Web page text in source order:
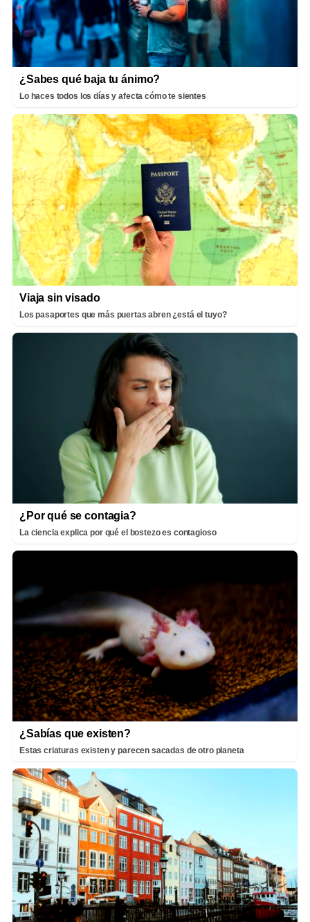
¿Sabes qué baja tu ánimo?
Lo haces todos los días y afecta cómo te sientes
Viaja sin visado
Los pasaportes que más puertas abren ¿está el tuyo?
¿Por qué se contagia?
La ciencia explica por qué el bostezo es contagioso
¿Sabías que existen?
Estas criaturas existen y parecen sacadas de otro planeta